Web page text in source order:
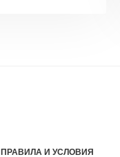
ПРАВИЛА И УСЛОВИЯ